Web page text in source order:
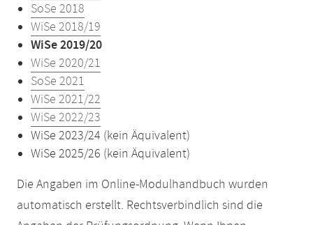
SoSe 2018
WiSe 2018/19
WiSe 2019/20
WiSe 2020/21
SoSe 2021
WiSe 2021/22
WiSe 2022/23
WiSe 2023/24 (kein Äquivalent)
WiSe 2025/26 (kein Äquivalent)
Die Angaben im Online-Modulhandbuch wurden
automatisch erstellt. Rechtsverbindlich sind die